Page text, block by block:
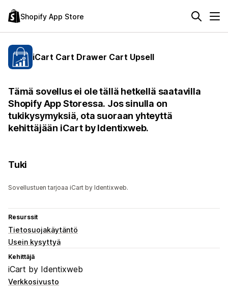
Shopify App Store
iCart Cart Drawer Cart Upsell
Tämä sovellus ei ole tällä hetkellä saatavilla
Shopify App Storessa. Jos sinulla on
tukikysymyksiä, ota suoraan yhteyttä
kehittäjään iCart by Identixweb.
Tuki
Sovellustuen tarjoaa iCart by Identixweb.
Resurssit
Tietosuojakäytäntö
Usein kysyttyä
Kehittäjä
iCart by Identixweb
Verkkosivusto